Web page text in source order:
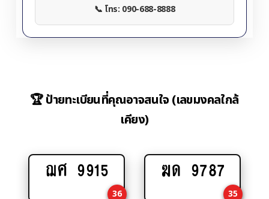
📞 โทร: 090-688-8888
🏆 ป้ายทะเบียนที่คุณอาจสนใจ (เลขมงคลใกล้
เคียง)
Add
ฌศ 9915
36
Add
ฆด 9787
35